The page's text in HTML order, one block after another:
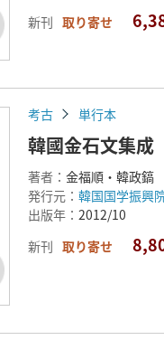
新刊 取り寄せ
考古 単行本
韓國金石文集
著者： 金福順・韓政
発行元： 韓国国学振興
出版年： 2012/10
新刊 取り寄せ